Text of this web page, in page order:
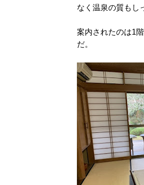
なく温泉の質もし
案内されたのは1
だ。